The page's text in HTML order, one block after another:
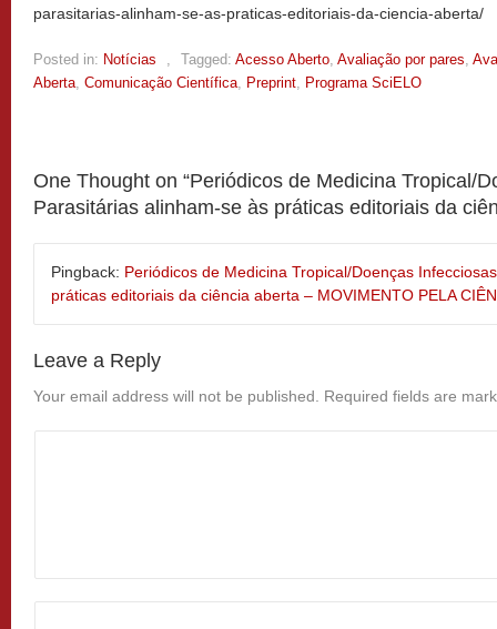
parasitarias-alinham-se-as-praticas-editoriais-da-ciencia-aberta/
Posted in: Notícias Tagged: Acesso Aberto Avaliação por pares
Aberta Comunicação Científica Preprint Programa SciELO
One Thought on “Periódicos de Medicina Tropical/
Parasitárias alinham-se às práticas editoriais da
Pingback: Periódicos de Medicina Tropical/Doenças
práticas editoriais da ciência aberta – MOVIMENTO PELA
Leave a Reply
Your email address will not be published. Required fields are